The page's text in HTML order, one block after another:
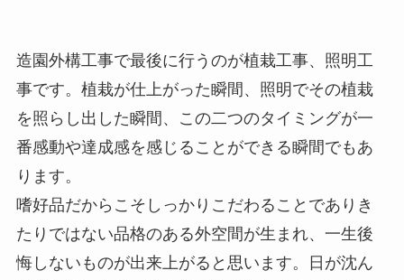
造園外構工事で最後に行うのが植栽工事、照明工
事です。植栽が仕上がった瞬間、照明でその植栽
を照らし出した瞬間、この二つのタイミングが一
番感動や達成感を感じることができる瞬間でもあ
ります。
嗜好品だからこそしっかりこだわることでありき
たりではない品格のある外空間が生まれ、一生後
悔しないものが出来上がると思います。日が沈ん